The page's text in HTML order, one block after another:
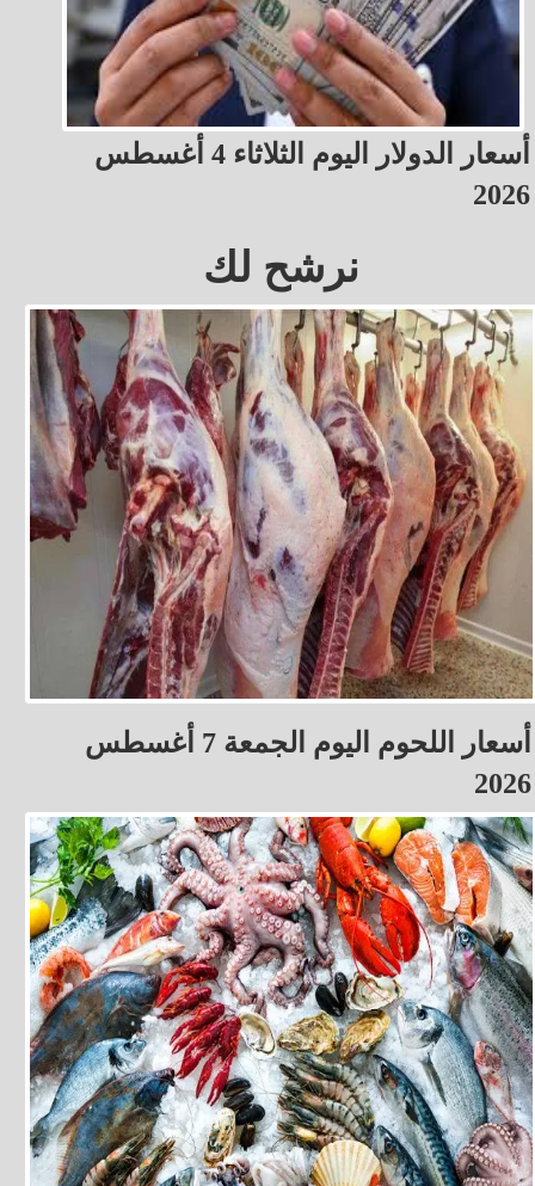
أسعار الدولار اليوم الثلاثاء 4 أغسطس
2026
نرشح لك
أسعار اللحوم اليوم الجمعة 7 أغسطس
2026